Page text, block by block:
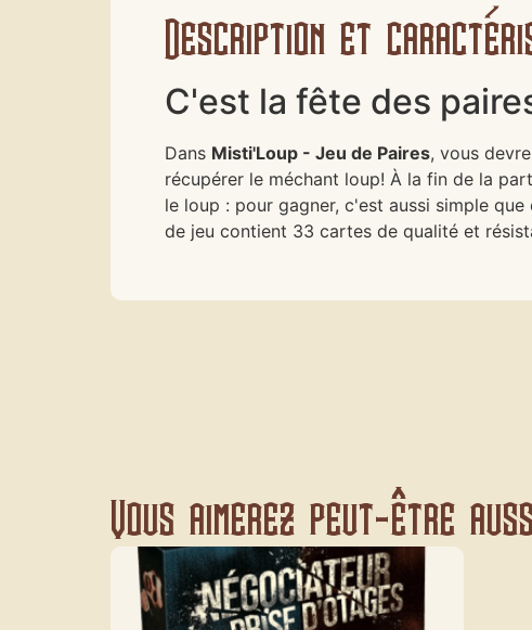
Description et
C'est la fête des
Dans Misti'Loup - Jeu de Paires, vous
récupérer le méchant loup! À la fin de la
le loup : pour gagner, c'est aussi simple
de jeu contient 33 cartes de qualité et
Vous aimerez peut-être